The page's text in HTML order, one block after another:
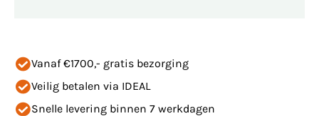
Vanaf €1700,- gratis bezorging
Veilig betalen via IDEAL
Snelle levering binnen 7 werkdagen